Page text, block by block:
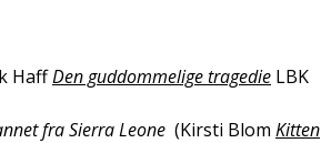
HaffDen guddommelige tragedie LBK
fra Sierra Leone (Kirsti Blom Kitten